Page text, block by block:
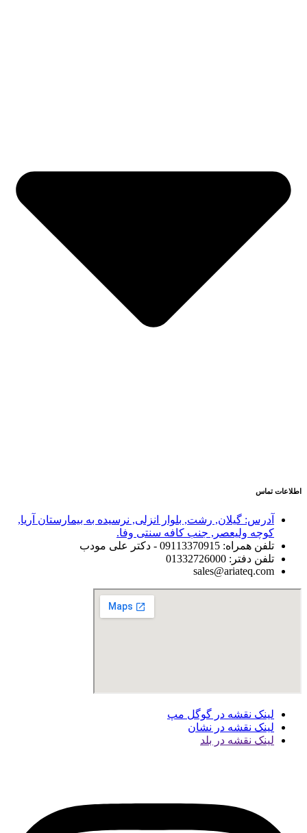
اطلاعات تماس
آدرس: گیلان, رشت, بلوار انزلی, نرسیده به بیمارستان آریا,
کوچه ولیعصر, جنب کافه سنتی وفا.
تلفن همراه: 09113370915 - دکتر علی مودب
تلفن دفتر: 01332726000
sales@ariateq.com
لینک نقشه در گوگل مپ
لینک نقشه در نشان
لینک نقشه در بلد